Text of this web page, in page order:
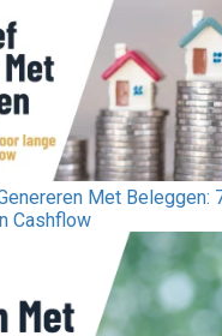
Met Beleggen:
Cashflow